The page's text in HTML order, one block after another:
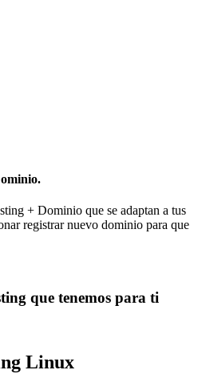
+ Dominio que se adaptan a tus
registrar nuevo dominio para que
que tenemos para ti
Linux